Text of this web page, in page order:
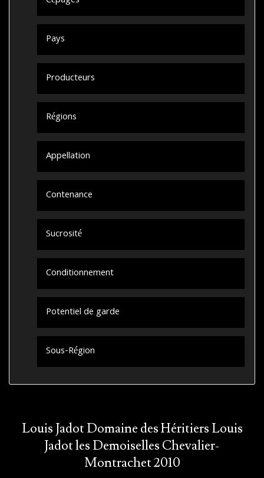
Pays
Producteurs
Régions
Appellation
Contenance
Sucrosité
Conditionnement
Potentiel de garde
Sous-Région
Louis Jadot Domaine des Héritiers Louis
Jadot les Demoiselles Chevalier-
Montrachet 2010